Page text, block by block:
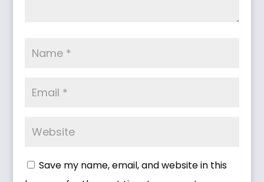
Save my name, email, and website in this